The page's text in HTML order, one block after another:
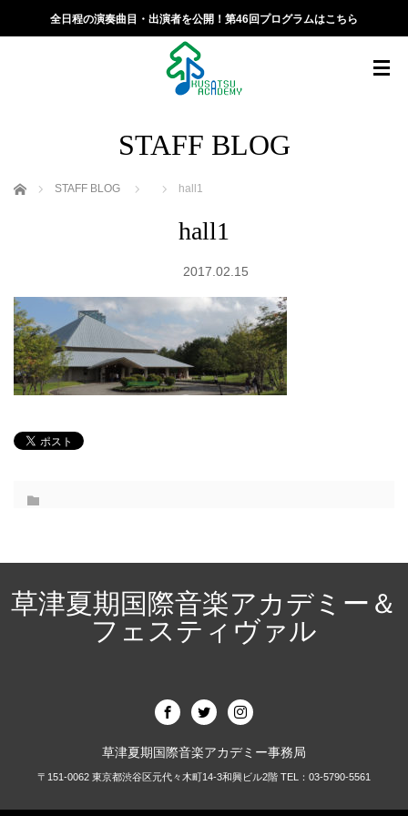
全日程の演奏曲目・出演者を公開！第46回プログラムはこちら
STAFF BLOG
ホーム STAFF BLOG hall1
hall1
2017.02.15
草津夏期国際音楽アカデミー＆
フェスティヴァル
草津夏期国際音楽アカデミー事務局
〒151-0062 東京都渋谷区元代々木町14-3和興ビル2階 TEL：03-5790-5561